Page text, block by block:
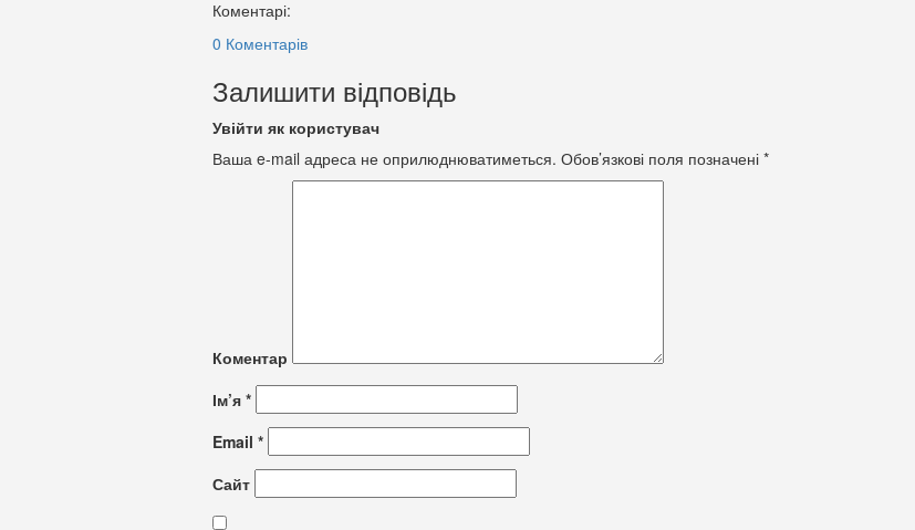
Коментарі:
0 Коментарів
Залишити відповідь
Увійти як користувач
Ваша e-mail адреса не оприлюднюватиметься. Обов’язкові поля позначені *
Коментар
Ім’я *
Email *
Сайт